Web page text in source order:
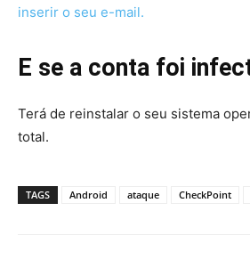
inserir o seu e-mail.
E se a conta foi
Terá de reinstalar o seu sistema
total.
TAGS Android ataque CheckPoint